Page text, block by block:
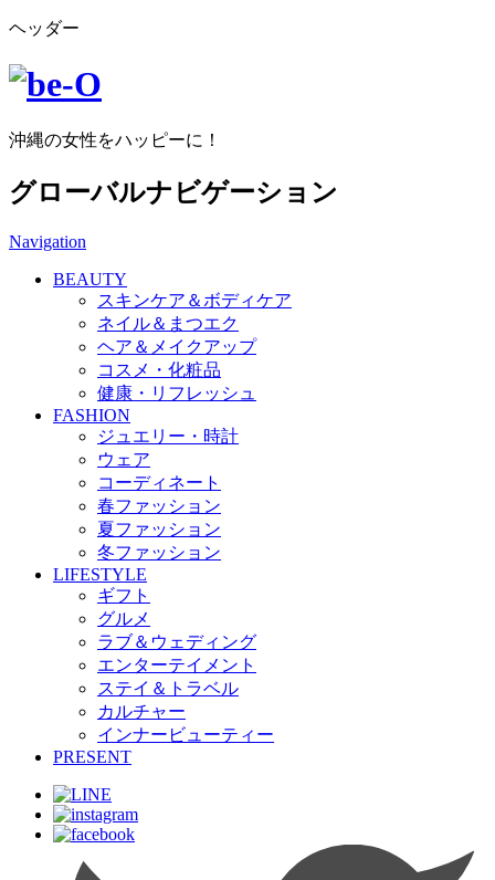
ヘッダー
沖縄の女性をハッピーに！
グローバルナビゲーション
Navigation
BEAUTY
スキンケア＆ボディケア
ネイル＆まつエク
ヘア＆メイクアップ
コスメ・化粧品
健康・リフレッシュ
FASHION
ジュエリー・時計
ウェア
コーディネート
春ファッション
夏ファッション
冬ファッション
LIFESTYLE
ギフト
グルメ
ラブ＆ウェディング
エンターテイメント
ステイ＆トラベル
カルチャー
インナービューティー
PRESENT